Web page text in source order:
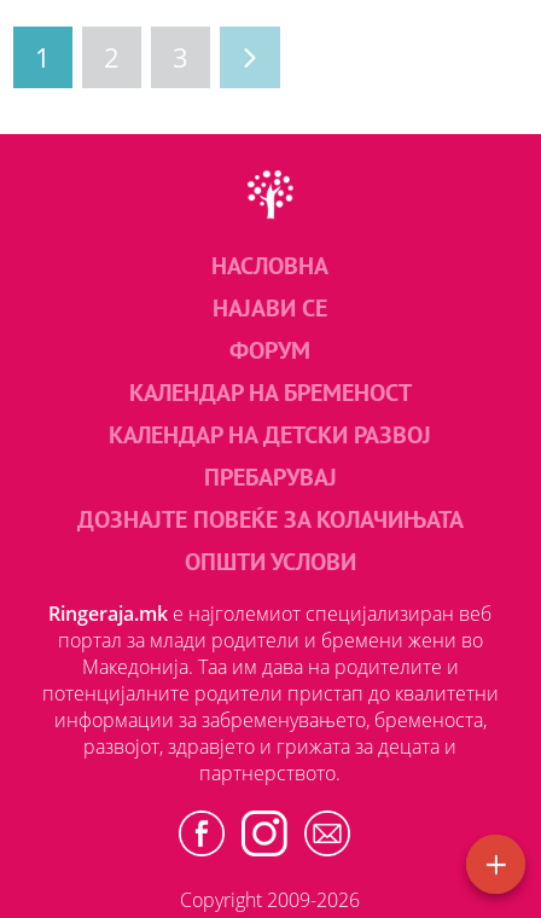
1 2 3
НАСЛОВНА
НАЈАВИ СЕ
ФОРУМ
КАЛЕНДАР НА БРЕМЕНОСТ
КАЛЕНДАР НА ДЕТСКИ РАЗВОЈ
ПРЕБАРУВАЈ
ДОЗНАЈТЕ ПОВЕЌЕ ЗА КОЛАЧИЊАТА
ОПШТИ УСЛОВИ
Ringeraja.mk е најголемиот специјализиран веб
портал за млади родители и бремени жени во
Македонија. Таа им дава на родителите и
потенцијалните родители пристап до квалитетни
информации за забременувањето, бременоста,
развојот, здравјето и грижата за децата и
партнерството.
Copyright 2009-2026